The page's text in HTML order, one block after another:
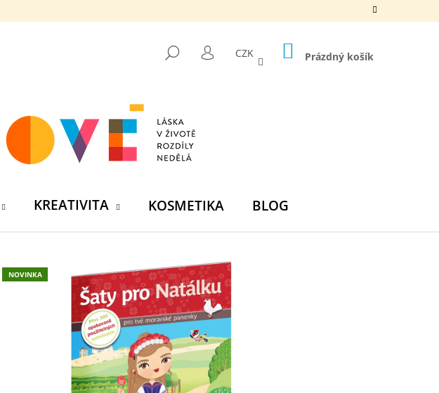
HLEDAT
PŘIHLÁŠENÍ
CZK NÁKUPNÍ
KOŠÍK
Prázdný košík
KREATIVITA KOSMETIKA BLOG
NOVINKA
SILIKONOVÁ VODNÍ BOMBA -
ORANŽOVÁ (ZNOVUPOUŽITELNÁ)|
MÁMY V REJŽI